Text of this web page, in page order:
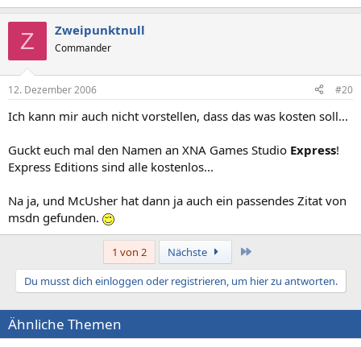
Z Zweipunktnull
Commander
12. Dezember 2006 #20
Ich kann mir auch nicht vorstellen, dass das was kosten soll...
Guckt euch mal den Namen an XNA Games Studio Express!
Express Editions sind alle kostenlos...
Na ja, und McUsher hat dann ja auch ein passendes Zitat von
msdn gefunden.
1 von 2 Nächste
Du musst dich einloggen oder registrieren, um hier zu antworten.
Ähnliche Themen